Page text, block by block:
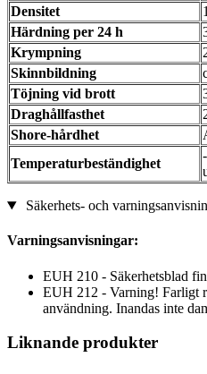
Densitet
Härdning per 24 h
Krympning
Skinnbildning
Töjning vid brott
Draghållfasthet
Shore-hårdhet
Temperaturbeständighet
Säkerhets- och
Varningsanvisningar:
EUH 210 - Säkerhetsblad
EUH 212 - Varning! Farligt
användning. Inandas inte
Liknande produkter